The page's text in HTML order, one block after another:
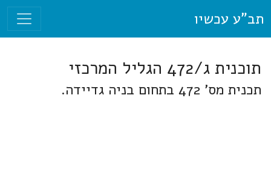
תב"ע עכשיו
תוכנית ג/472 הגליל המרכזי
תכנית מס' 472 בתחום בניה גדיידה.